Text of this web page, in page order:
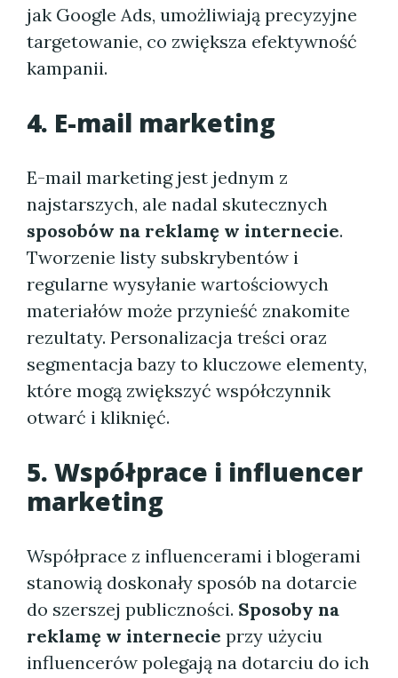
jak Google Ads, umożliwiają precyzyjne
targetowanie, co zwiększa efektywność
kampanii.
4. E-mail marketing
E-mail marketing jest jednym z
najstarszych, ale nadal skutecznych
sposobów na reklamę w internecie.
Tworzenie listy subskrybentów i
regularne wysyłanie wartościowych
materiałów może przynieść znakomite
rezultaty. Personalizacja treści oraz
segmentacja bazy to kluczowe elementy,
które mogą zwiększyć współczynnik
otwarć i kliknięć.
5. Współprace i influencer
marketing
Współprace z influencerami i blogerami
stanowią doskonały sposób na dotarcie
do szerszej publiczności. Sposoby na
reklamę w internecie przy użyciu
influencerów polegają na dotarciu do ich